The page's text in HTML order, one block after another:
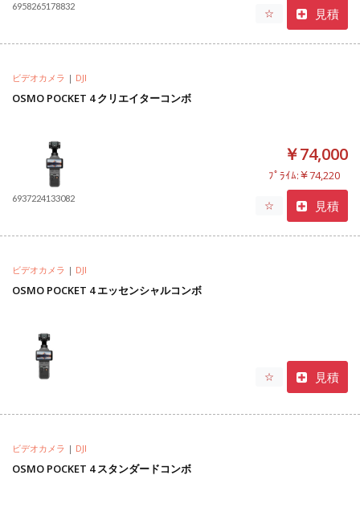
6958265178832
☆ 見積
ビデオカメラ | DJI
OSMO POCKET 4 クリエイターコンボ
6937224133082
￥74,000
ﾌﾟﾗｲﾑ:￥74,220
☆ 見積
ビデオカメラ | DJI
OSMO POCKET 4 エッセンシャルコンボ
☆ 見積
ビデオカメラ | DJI
OSMO POCKET 4 スタンダードコンボ